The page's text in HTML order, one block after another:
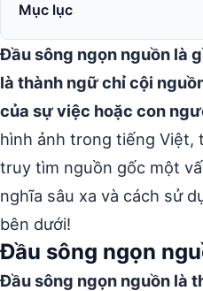
Mục lục
Đầu sông ngọn nguồn là
là thành ngữ chỉ cội
của sự việc hoặc con
hình ảnh trong tiếng Việt,
truy tìm nguồn gốc một
nghĩa sâu xa và cách sử
bên dưới!
Đầu sông ngọn
Đầu sông ngọn nguồn là